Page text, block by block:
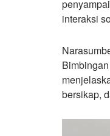
interaksi
bersikap,